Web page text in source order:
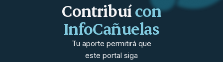
Contribuícon
InfoCañuelas
Tu aporte permitirá que
este portal siga